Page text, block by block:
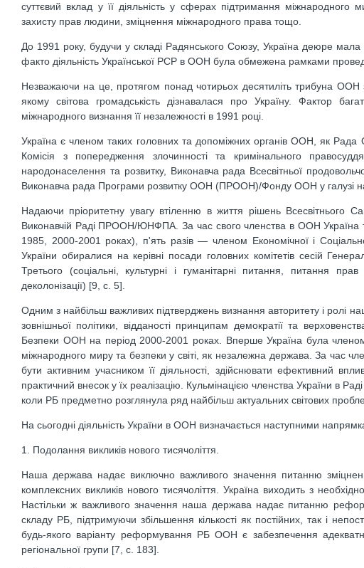
суттєвий вклад у її діяльність у сферах підтримання міжнародного
захисту прав людини, зміцнення міжнародного права тощо.
До 1991 року, будучи у складі Радянського Союзу, Україна деюре
факто діяльність Української РСР в ООН була обмежена рамками
Незважаючи на це, протягом понад чотирьох десятиліть трибуна
якому світова громадськість дізнавалася про Україну. Фактор
міжнародного визнання її незалежності в 1991 році.
Україна є членом таких головних та допоміжних органів ООН, як Рада
Комісія з попередження злочинності та кримінального
народонаселення та розвитку, Виконавча рада Всесвітньої
Виконавча рада Програми розвитку ООН (ПРООН)/Фонду ООН у галузі
Надаючи пріоритетну увагу втіленню в життя рішень Всесвітнього
Виконавчій Раді ПРООН/ЮНФПА. За час свого членства в ООН Україна
1985, 2000-2001 роках), п'ять разів — членом Економічної і
України обиралися на керівні посади головних комітетів сесій
Третього (соціальні, культурні і гуманітарні питання, питання
деколонізації) [9, с. 5].
Одним з найбільш важливих підтверджень визнання авторитету і ролі
зовнішньої політики, відданості принципам демократії та
Безпеки ООН на період 2000-2001 роках. Вперше Україна була членом
міжнародного миру та безпеки у світі, як незалежна держава. За час
бути активним учасником її діяльності, здійснювати ефективний
практичний внесок у їх реалізацію. Кульмінацією членства України в
коли РБ предметно розглянула ряд найбільш актуальних світових
На сьогодні діяльність України в ООН визначається наступними
1. Подолання викликів нового тисячоліття.
Наша держава надає виключно важливого значення питанню
комплексних викликів нового тисячоліття. Україна виходить з
Настільки ж важливого значення наша держава надає питанню
складу РБ, підтримуючи збільшення кількості як постійних, так i
будь-якого варіанту реформування РБ ООН є забезпечення
регіональної групи [7, с. 183].